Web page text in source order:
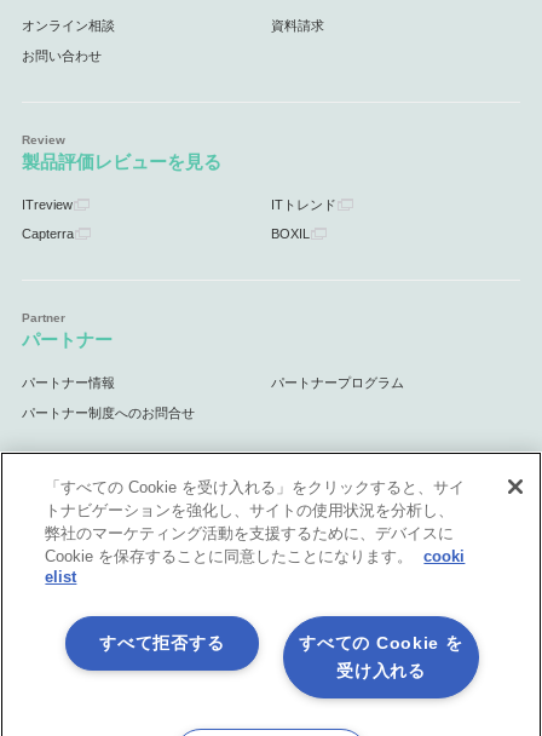
オンライン相談 資料請求
お問い合わせ
製品評価レビューを見る
ITreview ITトレンド
Capterra BOXIL
パートナー
パートナー情報 パートナープログラム
パートナー制度へのお問合せ
サポート
サポート情報
各社商標について
会社情報
「すべての Cookie を受け入れる」をクリックすると、サイ
トナビゲーションを強化し、サイトの使用状況を分析し、
弊社のマーケティング活動を支援するために、デバイスに
Cookie を保存することに同意したことになります。
cooki
elist
すべての Cookie を
受け入れる
すべて拒否する